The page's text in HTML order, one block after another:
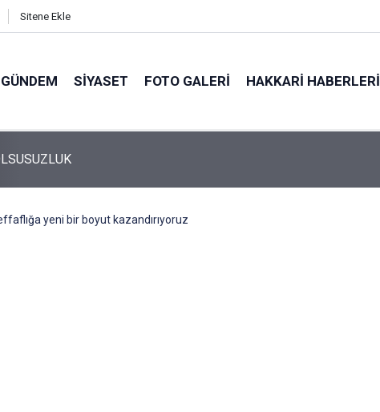
Sitene Ekle
GÜNDEM SIYASET FOTO GALERI HAKKARI HABERLERI
yeni bir boyut kazandırıyoruz